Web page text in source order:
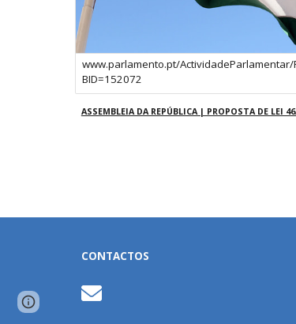
www.parlamento.pt/ActividadeParlamentar/
BID=152072
ASSEMBLEIA DA REPÚBLICA | PROPOSTA DE LEI
CONTACTOS
Google Sites